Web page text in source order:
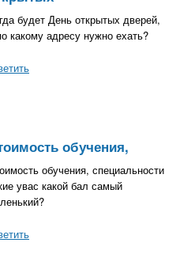
будет День открытых дверей,
какому адресу нужно ехать?
обучения,
обучения, специальности
увас какой бал самый